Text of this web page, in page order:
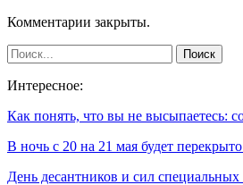
Комментарии закрыты.
Интересное:
Как понять, что вы не высыпаетесь:
В ночь с 20 на 21 мая будет
День десантников и сил